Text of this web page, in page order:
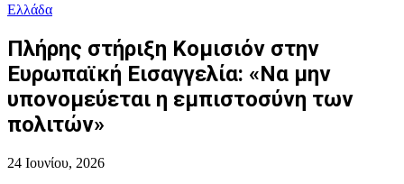
Ελλάδα
Πλήρης στήριξη Κομισιόν στην
Ευρωπαϊκή Εισαγγελία: «Να μην
υπονομεύεται η εμπιστοσύνη των
πολιτών»
24 Ιουνίου, 2026